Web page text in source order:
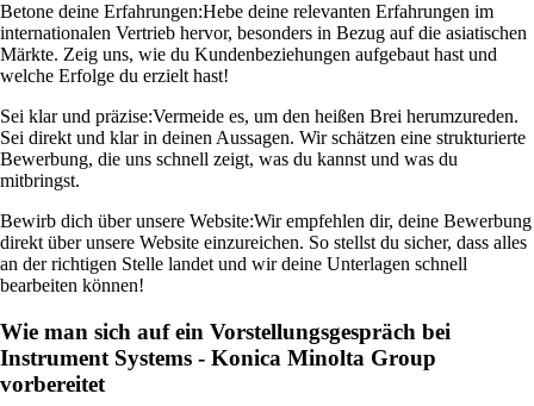
Betone deine Erfahrungen:Hebe deine relevanten Erfahrungen im
internationalen Vertrieb hervor, besonders in Bezug auf die asiatischen
Märkte. Zeig uns, wie du Kundenbeziehungen aufgebaut hast und
welche Erfolge du erzielt hast!
Sei klar und präzise:Vermeide es, um den heißen Brei herumzureden.
Sei direkt und klar in deinen Aussagen. Wir schätzen eine strukturierte
Bewerbung, die uns schnell zeigt, was du kannst und was du
mitbringst.
Bewirb dich über unsere Website:Wir empfehlen dir, deine Bewerbung
direkt über unsere Website einzureichen. So stellst du sicher, dass alles
an der richtigen Stelle landet und wir deine Unterlagen schnell
bearbeiten können!
Wie man sich auf ein Vorstellungsgespräch bei
Instrument Systems - Konica Minolta Group
vorbereitet